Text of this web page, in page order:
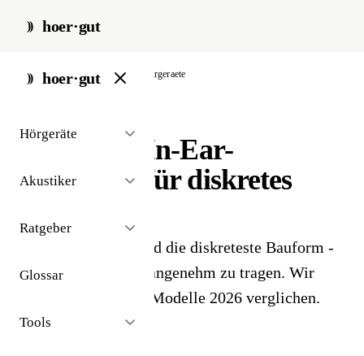
hoer·gut
hoer·gut
Hörgeräte
Akustiker
Ratgeber
Glossar
Tools
start / bauformen in-ear-hoergeraete
Die besten In-Ear-
Hörgeräte für diskretes
In-Ear-Hörgeräte sind die diskreteste Bauform -
kaum sichtbar, sehr angenehm zu tragen. Wir
haben die 10 besten Modelle 2026 verglichen.